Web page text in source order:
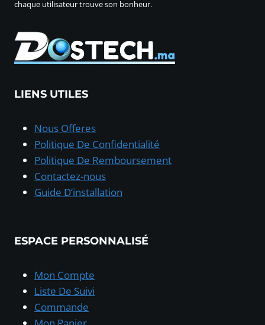
chaque utilisateur trouve son bonheur.
LIENS UTILES
Nous Offeres
Politique De Confidentialité
Politique De Remboursement
Contactez-nous
Guide D’installation
ESPACE PERSONNALISÉ
Mon Compte
Liste De Suivi
Commande